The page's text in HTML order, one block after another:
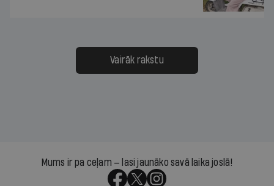
Vairāk rakstu
Mums ir pa ceļam — lasi jaunāko savā laika joslā!